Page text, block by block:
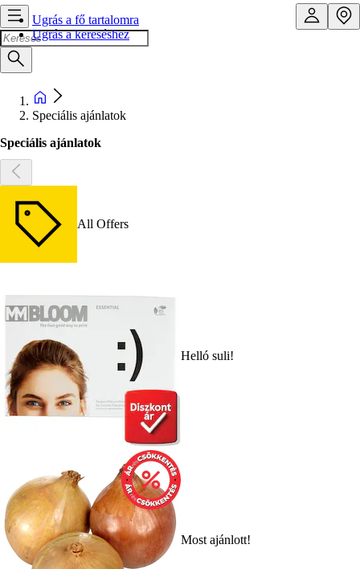
Ugrás a fő tartalomra
Ugrás a kereséshez
Speciális ajánlatok
Speciális ajánlatok
All Offers
Helló suli!
Most ajánlott!